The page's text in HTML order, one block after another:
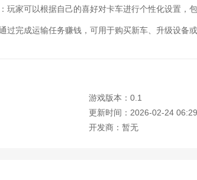
玩家可以根据自己的喜好对卡车进行个性化设置，
过完成运输任务赚钱，可用于购买新车、升级设备
围：虽然是模拟驾驶游戏，但整体氛围轻松愉快，适
式：简单直观的控制方法使初学者也能快速适应和享
游戏版本：0.1
更新时间：2026-02-24
开发商：暂无